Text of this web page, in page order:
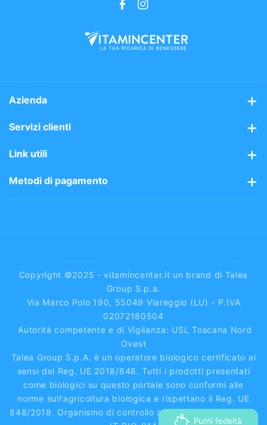
F
c
I
s
Azienda
Chi siamo
Area riservata
Servizi clienti
Assistenza clienti
Piattaforma ODR
Link utili
Avvisi sui prodotti
Metodi di pagamento
Copyright ©2025 - vitamincenter.it un brand di Talea
Group S.p.a.
Via Marco Polo 190, 55049 Viareggio (LU) - P.IVA
02072180504
Autorità competente e di Vigilanza: USL Toscana Nord
Ovest
Talea Group S.p.A. è un operatore biologico certificato ai
sensi del Reg. UE 2018/848. Tutti i prodotti presentati
come biologici su questo portale sono conformi alle
norme sull'agricoltura biologica e rispettano il Reg. UE
848/2018. Organismo di controllo autorizzato dal MASAF:
Punti fedeltà